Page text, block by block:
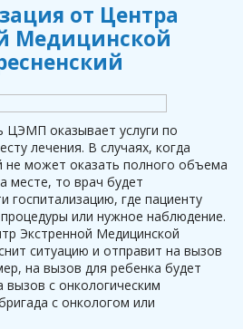
от Центра
Медицинской
ЦЭМП оказывает услуги по
лечения. В случаях, когда
не может оказать полного объема
то врач будет
госпитализацию, где пациенту
или нужное наблюдение.
Экстренной Медицинской
ситуацию и отправит на вызов
на вызов для ребенка будет
вызов с онкологическим
с онкологом или